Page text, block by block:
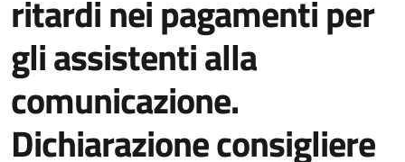
ritardi nei pagamenti per
gli assistenti alla
comunicazione.
Dichiarazione consigliere